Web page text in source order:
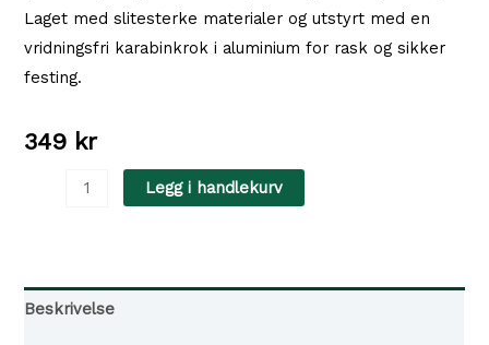
Laget med slitesterke materialer og utstyrt med en
vridningsfri karabinkrok i aluminium for rask og sikker
festing.
349 kr
Leash
Legg i handlekurv
Beskrivelse